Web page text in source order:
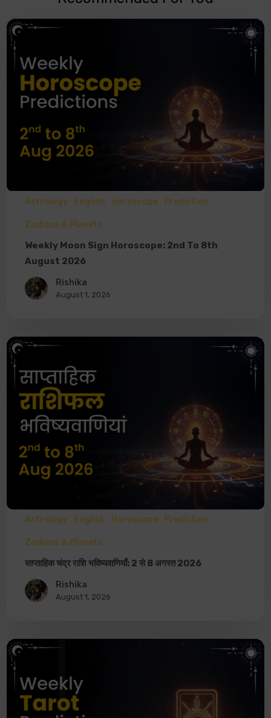
Astrology English Horoscope Prediction
Zodiacs & Planets
Weekly Moon Sign Horoscope: 2nd To 8th
August 2026
Rishika
August 1, 2026
Astrology English Horoscope Prediction
Zodiacs & Planets
साप्ताहिक चंद्र राशि भविष्यवाणियाँ: 2 से 8 अगस्त 2026
Rishika
August 1, 2026